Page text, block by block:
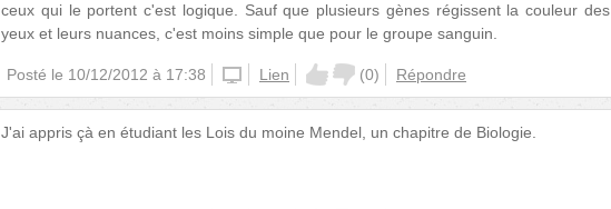
ceux qui le portent c'est logique. Sauf que plusieurs gènes régissent la couleur des
yeux et leurs nuances, c'est moins simple que pour le groupe sanguin.
Posté le 10/12/2012 à 17:38 iphoneLien (0) Répondre
J'ai appris çà en étudiant les Lois du moine Mendel, un chapitre de Biologie.